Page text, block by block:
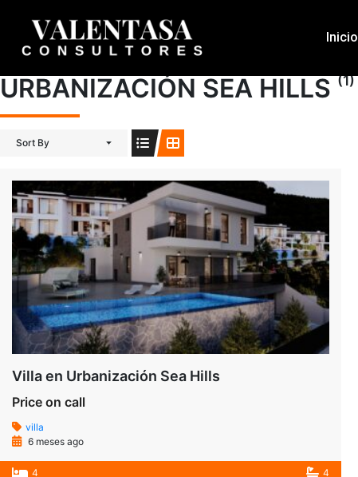
Inicio
URBANIZACIÓN SEA HILLS (1)
Sort By
Villa en Urbanización Sea Hills
Price on call
villa
6 meses ago
4 4